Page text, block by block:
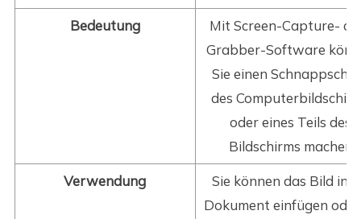
Bedeutung
Mit Screen-Capture-
Grabber-Software
Sie einen
des
oder eines Teils des
Bildschirms machen
Verwendung
Sie können das Bild in
Dokument einfügen